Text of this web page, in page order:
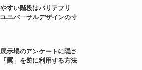
すい階段はバリアフリ
ニバーサルデザインの寸
示場のアンケートに隠さ
罠」を逆に利用する方法